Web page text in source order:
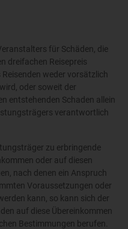
für Schäden, die
dreifachen Reisepreis
weder vorsätzlich
oder soweit der
entstehenden Schaden allein
verantwortlich
zu erbringende
oder auf diesen
nach denen ein Anspruch
Voraussetzungen oder
kann, so kann sich der
auf diese Übereinkommen
Bestimmungen berufen.